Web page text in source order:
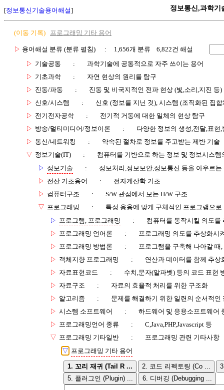
[정보통신기술용어해설] 정보통신,과학기
(이동 기록) 프로그래밍 기타 용어
▷ 용어해설 분류 (분류 펼침)
: 1,656개 분류 6,822건 해설
▷ 기술공통 :
과학기술에 공통적으로 자주 쓰이는 용어
▷ 기초과학 :
자연 현상의 원리를 탐구
▷ 진동/파동 :
진동 및 비국지적인 전파 현상 (빛,소리,지진 등)
▷ 신호/시스템 :
신호 (정보를 지닌 것), 시스템 (조직화된 집합
▷ 전기전자공학 :
전기적 거동에 대한 일체의 현상 탐구
▷ 방송/멀티미디어/정보이론 :
다양한 정보의 생성,전달,표현
▷ 통신/네트워킹 :
약속된 절차로 정보를 주고받는 제반 기술
▽ 정보기술(IT) :
컴퓨터를 기반으로 하는 정보 및 정보시스템
▷ 정보기술 :
정보처리,정보보안,정보통신 등을 아우르는
▷ 전산 기초용어 :
전자계산학 기초
▷ 컴퓨터구조 :
S/W 관점에서 보는 H/W 구조
▽ 프로그래밍 :
특정 응용에 맞게 구체적인 프로그램으로
▷ 프로그램, 프로그래밍 :
컴퓨터를 동작시킬 의도를
▷ 프로그래밍 언어론 :
프로그래밍 의도를 추상화시
▷ 프로그래밍 방법론 :
프로그램을 구축해 나아갈
▷ 객체지향 프로그래밍 :
연산과 데이터를 함께 추
▷ 자료표현코드 :
수치,문자(알파벳) 등의 코드 표현
▷ 자료구조 :
자료의 효율적 처리를 위한 구조화
▷ 알고리즘 :
문제를 해결하기 위한 일련의 순서적인
▷ 시스템 소프트웨어 :
하드웨어 및 응용소프트웨어
▷ 프로그래밍언어 종류 :
C,Java,PHP,Javascript 등
▽ 프로그래밍 기타일반 :
프로그래밍 관련 기타사항
▽ 프로그래밍 기타 용어
1. 꼬리 재귀 (Tail R ... 2. 코드 리펙토링 (Co ...
5. 플러그인 (Plugin) ...
6. 디버깅 (Debugging ...